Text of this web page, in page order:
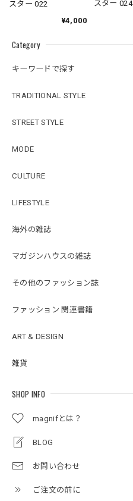
Category
キーワードで探す
TRADITIONAL STYLE
STREET STYLE
MODE
CULTURE
LIFESTYLE
海外の雑誌
マガジンハウスの雑誌
その他のファッション誌
ファッション 関連書籍
ART & DESIGN
雑貨
SHOP INFO
magnifとは？
BLOG
お問い合わせ
ご注文の前に
スター 022
¥4,000
スター 024